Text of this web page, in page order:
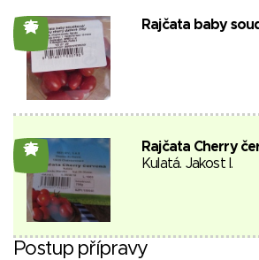
25 Rajčata baby
25
Rajčata Cherry
Kulatá. Jakost I.
Postup přípravy